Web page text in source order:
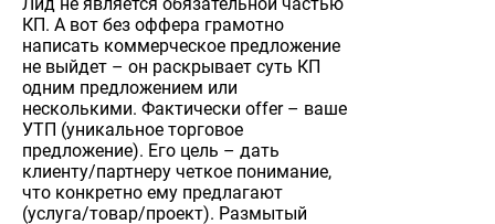
КП. А вот без оффера грамотно
написать коммерческое предложение
не выйдет – он раскрывает суть КП
одним предложением или
несколькими. Фактически offer – ваше
УТП (уникальное торговое
предложение). Его цель – дать
клиенту/партнеру четкое понимание,
что конкретно ему предлагают
(услуга/товар/проект). Размытый